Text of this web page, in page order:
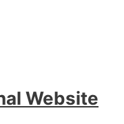
Website